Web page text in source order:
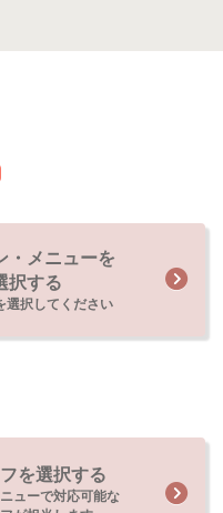
・メニューを
択する
選択してください
を選択する
ューで対応可能な